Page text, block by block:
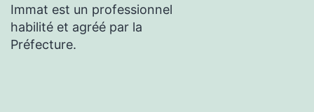
Immat est un professionnel
habilité et agréé par la
Préfecture.